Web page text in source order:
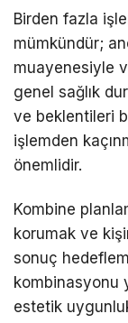
Birden fazla
mümkündür;
muayenesiyle
genel sağlık
ve beklentileri
işlemden
önemlidir.
Kombine
korumak ve
sonuç
kombinasyonu
estetik